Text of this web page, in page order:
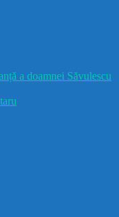
a doamnei Săvulescu